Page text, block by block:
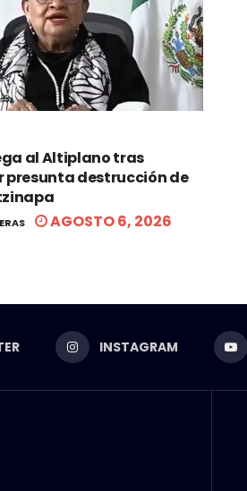
al Altiplano tras
presunta destrucción de
AGOSTO 6, 2026
INSTAGRAM